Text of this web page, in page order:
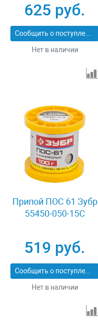
625 руб.
Сообщить о поступлении
Нет в наличии
Припой ПОС 61 Зубр
55450-050-15C
519 руб.
Сообщить о поступлении
Нет в наличии